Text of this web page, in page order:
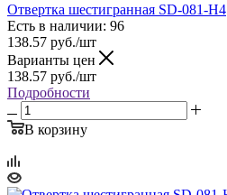
Отвертка шестигранная SD-081-H4
Есть в наличии: 96
138.57 руб./шт
Варианты цен
138.57 руб./шт
Подробности
В корзину